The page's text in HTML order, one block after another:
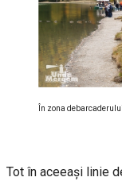
În zona
Tot în aceeași linie